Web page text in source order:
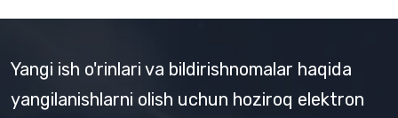
Yangi ish o'rinlari va bildirishnomalar haqida
yangilanishlarni olish uchun hoziroq elektron